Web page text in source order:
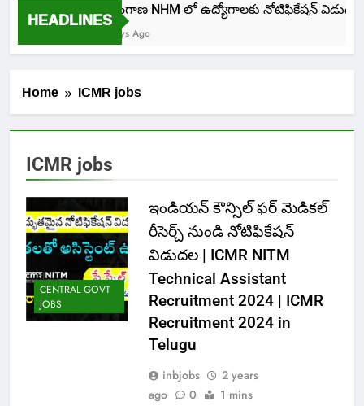
HEADLINESతెలంగాణ NHM లో ఉద్యోగాలకు నోటిఫికేషన్ విడుదల
5 Days Ago
Home ICMR jobs
ICMR jobs
CENTRAL GOVT
JOBS
ఇండియన్ కౌన్సిల్ ఫర్ మెడికల్
రీసెర్చ్ నుండి నోటిఫికేషన్
విడుదల | ICMR NITM
Technical Assistant
Recruitment 2024 | ICMR
Recruitment 2024 in
Telugu
inbjobs
2 years
ago
0 1 mins